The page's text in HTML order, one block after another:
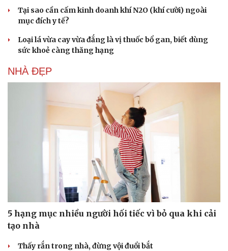
Tại sao cần cấm kinh doanh khí N2O (khí cười) ngoài
mục đích y tế?
Loại lá vừa cay vừa đắng là vị thuốc bổ gan, biết dùng
sức khoẻ càng thăng hạng
NHÀ ĐẸP
5 hạng mục nhiều người hối tiếc vì bỏ qua khi cải
tạo nhà
Thấy rắn trong nhà, đừng vội đuổi bắt